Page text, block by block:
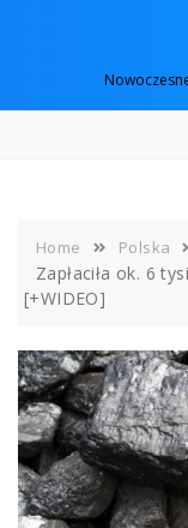
Home Polska
Zapłaciła ok. 6
[+WIDEO]